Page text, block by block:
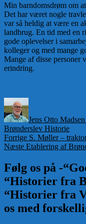
Min barndomsdrøm om
Det har været nogle
var så heldig at være en
landbrug. En tid med en
gode oplevelser i
kolleger og med mange
Mange af disse personer
erindring.
Jens Otto Madsen
Brønderslev Historie
Forrige Forrige
indlæg:
S. Møller –
Næste Næste
Etablering af
Følg os på -
“Historier fra
“Historier fra
os med